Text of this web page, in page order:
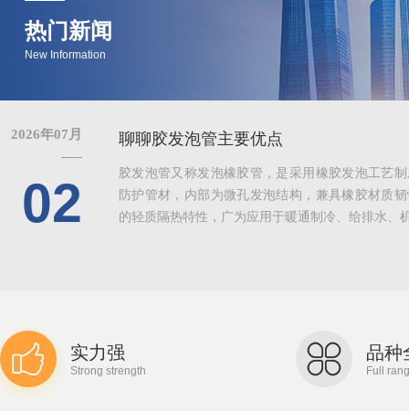
热门新闻
New Information
2026年07月
02
聊聊胶发泡管主要优点
胶发泡管又称发泡橡胶管，是采用橡胶发泡工艺
防护管材，内部为微孔发泡结构，兼具橡胶材质
的轻质隔热特性，广为应用于暖通制冷、给排水、
实力强
Strong strength
品种
Full